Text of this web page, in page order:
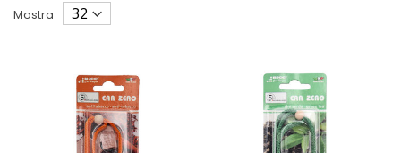
Mostra